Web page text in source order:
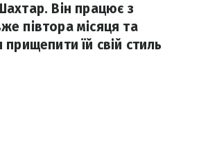
Він працює з
півтора місяця та
прищепити їй свій стиль